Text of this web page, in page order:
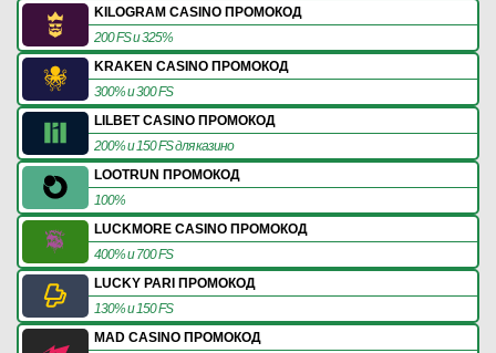
KILOGRAM CASINO ПРОМОКОД
200 FS и 325%
KRAKEN CASINO ПРОМОКОД
300% и 300 FS
LILBET CASINO ПРОМОКОД
200% и 150 FS для казино
LOOTRUN ПРОМОКОД
100%
LUCKMORE CASINO ПРОМОКОД
400% и 700 FS
LUCKY PARI ПРОМОКОД
130% и 150 FS
MAD CASINO ПРОМОКОД